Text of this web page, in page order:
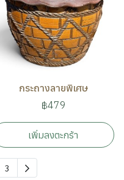
กระถางลายพิเศษ
฿479
เพิ่มลงตะกร้า
3